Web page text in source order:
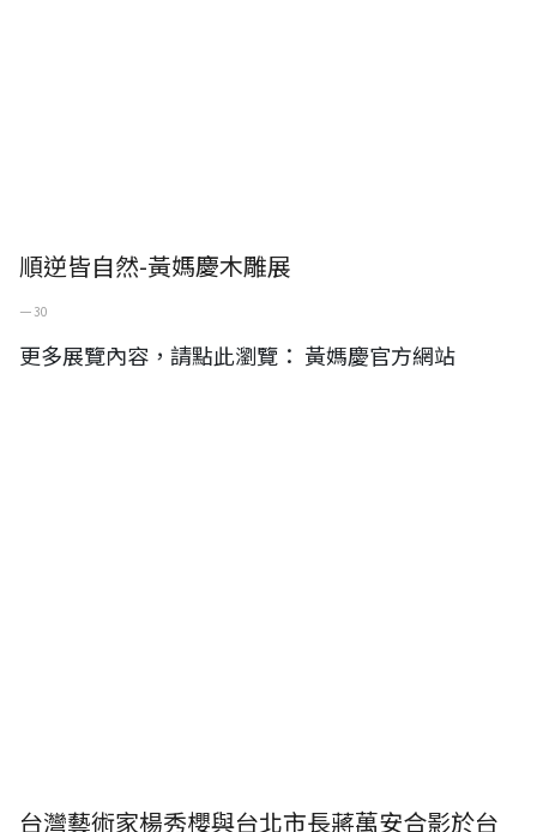
順逆皆自然-黃媽慶木雕展
一 30
更多展覽內容，請點此瀏覽： 黃媽慶官方網站
台灣藝術家楊秀櫻與台北市長蔣萬安合影於台